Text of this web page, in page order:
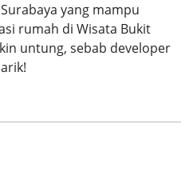
yang mampu
rumah di Wisata Bukit
untung, sebab developer